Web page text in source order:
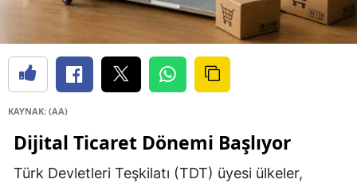
KAYNAK: (AA)
Dijital Ticaret Dönemi Başlıyor
Türk Devletleri Teşkilatı (TDT) üyesi ülkeler,